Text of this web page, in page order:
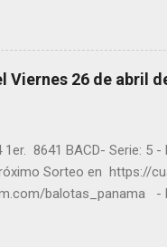
forma segura y legal
ganadores ! y a los que
visitarnos en
26 de abril
8641 BACD- Serie: 5 -
Sorteo en https://
balotas_panama -
forma segura y legal